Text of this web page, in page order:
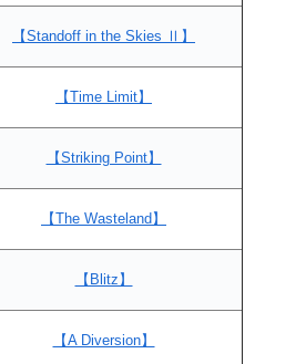
【Standoff in the Skies Ⅱ】
【Time Limit】
【Striking Point】
【The Wasteland】
【Blitz】
【A Diversion】